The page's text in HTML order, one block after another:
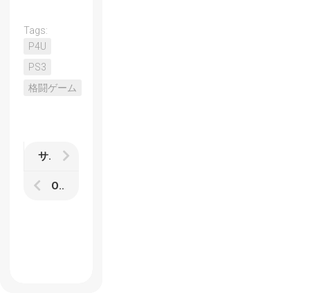
Tags:
P4U
PS3
格闘ゲーム
サマーセール中のSteamのゲームのレビュー記事まとめ
Originが週末無料開放の「ゲームタイム」を開始 第1弾は「Titanfall」